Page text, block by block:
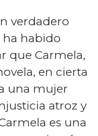
verdadero
ha habido
que Carmela,
en cierta
una mujer
atroz y
es una